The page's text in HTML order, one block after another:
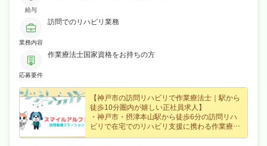
給与
業務内容
訪問でのリハビリ業務
応募要件
作業療法士国家資格をお持ちの方
【神戸市の訪問リハビリで作業療法士｜駅から
徒歩10分圏内が嬉しい正社員求人】
・神戸市・摂津本山駅から徒歩6分の訪問リハ
ビリで在宅でのリハビリ支援に携わる作業療法